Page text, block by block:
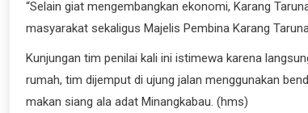
“Selain giat mengembangkan ekonomi, Karang
masyarakat sekaligus Majelis Pembina Karang
Kunjungan tim penilai kali ini istimewa karena
rumah, tim dijemput di ujung jalan menggunakan
makan siang ala adat Minangkabau. (hms)